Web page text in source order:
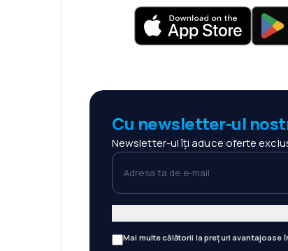
Cu newsletter-ul
Newsletter-ul îți aduce oferte
Adresa ta de e-mail
Mai multe călătorii la prețuri avantajoase